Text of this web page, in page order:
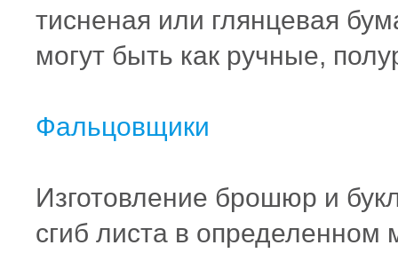
тисненая или глянцевая
могут быть как ручные,
Фальцовщики
Изготовление брошюр и
сгиб листа в определенном